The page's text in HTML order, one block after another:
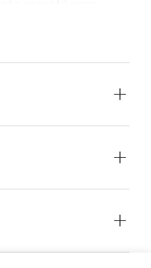
real de la
por experto en cuero
PROFESIONAL: No
No planchar